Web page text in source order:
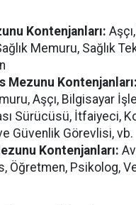
Kontenjanları:
Memuru, Sağlık
Mezunu Kontenjanları:
Aşçı, Bilgisayar
Sürücüsü, İtfaiyeci,
Güvenlik Görevlisi, vb.
Kontenjanları:
Öğretmen, Psikolog,